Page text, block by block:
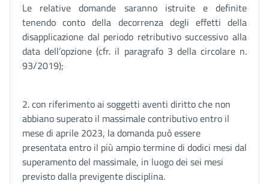
Le relative domande saranno istruite e definite
tenendo conto della decorrenza degli effetti della
disapplicazione dal periodo retributivo successivo alla
data dell’opzione (cfr. il paragrafo 3 della circolare n.
93/2019);
2. con riferimento ai soggetti aventi diritto che non
abbiano superato il massimale contributivo entro il
mese di aprile 2023, la domanda può essere
presentata entro il più ampio termine di dodici mesi dal
superamento del massimale, in luogo dei sei mesi
previsto dalla previgente disciplina.